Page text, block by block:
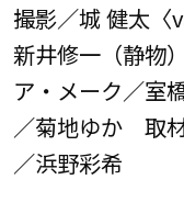
撮影／城 健太〈
新井修一（静
ア・メーク／室
／菊地ゆか 取
／浜野彩希